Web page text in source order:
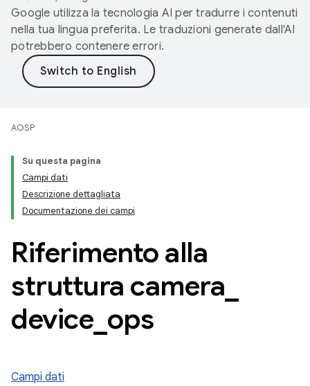
Google utilizza la tecnologia AI per tradurre i contenuti
nella tua lingua preferita. Le traduzioni generate dall'AI
potrebbero contenere errori.
AOSP
Su questa pagina
Campi dati
Descrizione dettagliata
Documentazione dei campi
Riferimento alla
struttura camera
device ops
Campi dati